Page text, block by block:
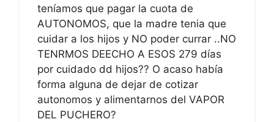
teníamos que pagar la cuota de
AUTONOMOS, que la madre tenia que
cuidar a los hijos y NO poder currar ..NO
TENRMOS DEECHO A ESOS 279 días
por cuidado dd hijos?? O acaso había
forma alguna de dejar de cotizar
autonomos y alimentarnos del VAPOR
DEL PUCHERO?